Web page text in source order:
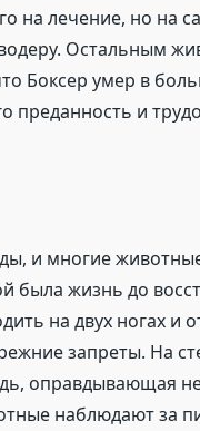
на лечение, но на
Остальным
Боксер умер в
преданность и
и многие
была жизнь до
на двух ногах и
запреты. На
оправдывающая
наблюдают за